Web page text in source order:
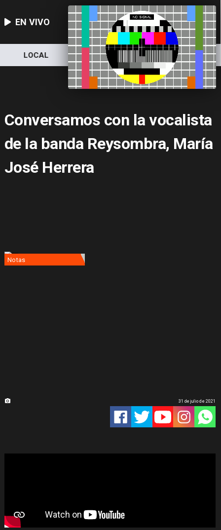
EN VIVO
LOCAL NACIONAL DEPORTES
Conversamos con la vocalista
de la banda Reysombra, María
José Herrera
Notas
31 de julio de 2021